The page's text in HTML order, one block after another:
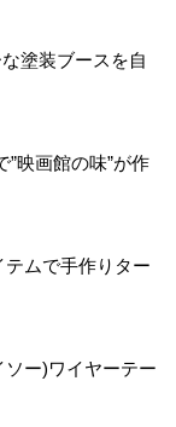
塗装ブースを自
”映画館の味”が作
テムで手作りター
ソー)ワイヤーテー